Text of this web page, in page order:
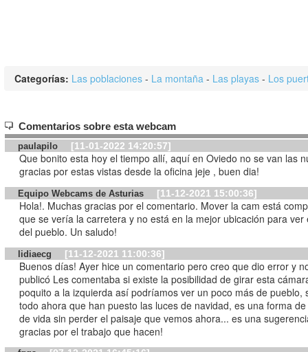
Categorías: Las poblaciones - La montaña - Las playas - Los
Comentarios sobre esta webcam
paulapilo [11-01-2022 14:20:57]
Que bonito esta hoy el tiempo allí, aquí en Oviedo no se van las
gracias por estas vistas desde la oficina jeje , buen dia!
Equipo Webcams de Asturias [11-12-2021 15:00:36]
Hola!. Muchas gracias por el comentario. Mover la cam está
que se vería la carretera y no está en la mejor ubicación para ver
del pueblo. Un saludo!
lidiaecg [11-12-2021 11:00:36]
Buenos días! Ayer hice un comentario pero creo que dio error y
publicó Les comentaba si existe la posibilidad de girar esta
poquito a la izquierda así podríamos ver un poco más de pueblo,
todo ahora que han puesto las luces de navidad, es una forma
de vida sin perder el paisaje que vemos ahora... es una sugerencia
gracias por el trabajo que hacen!